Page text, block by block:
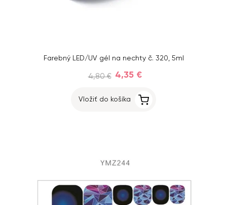
Farebný LED/UV gél na nechty č. 320, 5ml
4,80 € 4,35 €
Vložiť do košíka